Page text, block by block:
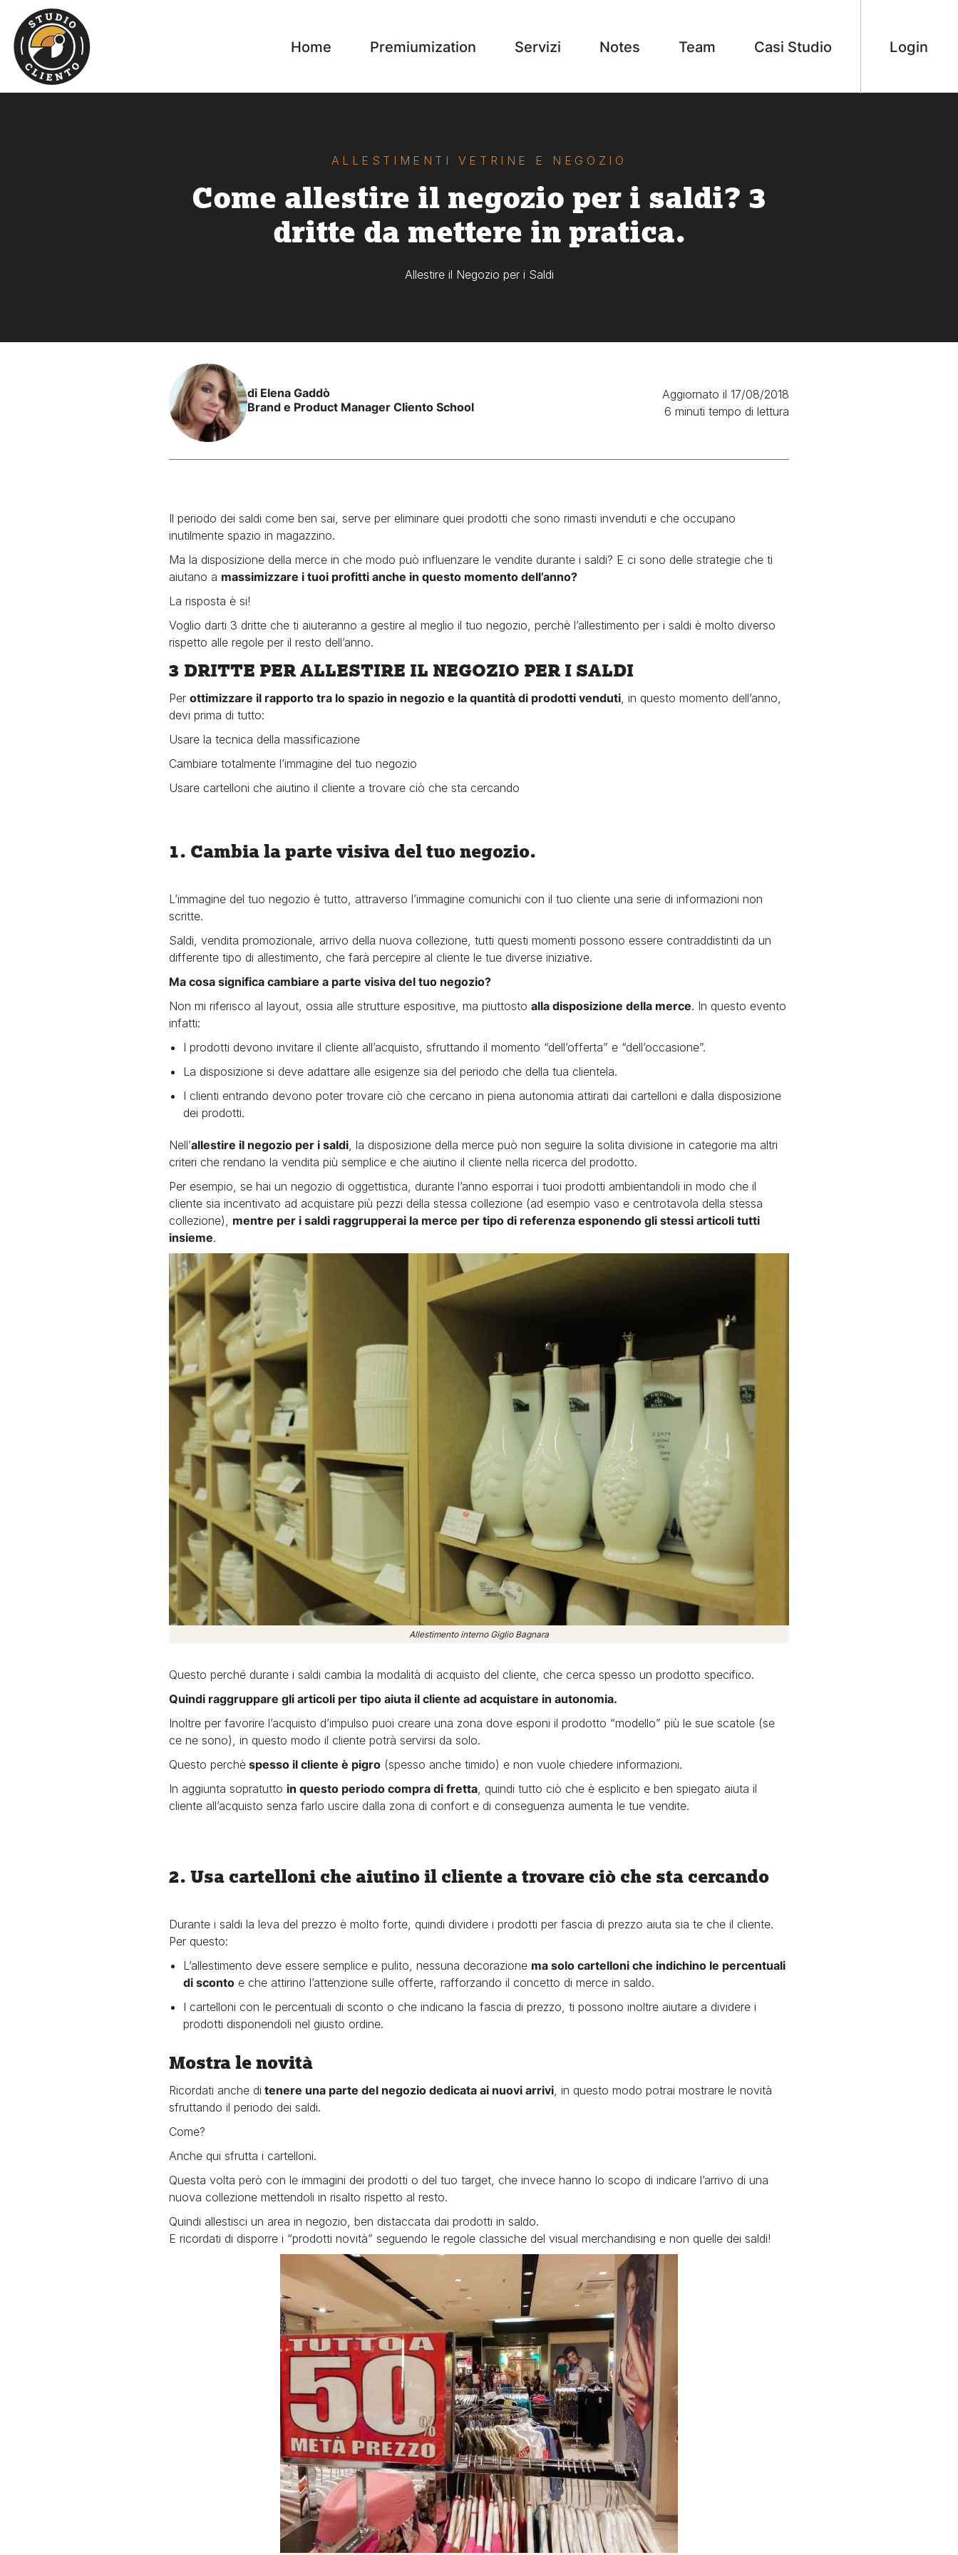
contenuti
Home Premiumization Servizi Notes Team Casi Studio Login
ALLESTIMENTI VETRINE E NEGOZIO
Come allestire il negozio per i saldi? 3
dritte da mettere in pratica.
Allestire il Negozio per i Saldi
di Elena Gaddò
Brand e Product Manager Cliento School
Aggiornato il 17/08/2018
6 minuti tempo di lettura
Il periodo dei saldi come ben sai, serve per eliminare quei prodotti che sono rimasti invenduti e che occupano
inutilmente spazio in magazzino.
Ma la disposizione della merce in che modo può influenzare le vendite durante i saldi? E ci sono delle strategie che ti
aiutano a massimizzare i tuoi profitti anche in questo momento dell’anno?
La risposta è si!
Voglio darti 3 dritte che ti aiuteranno a gestire al meglio il tuo negozio, perchè l’allestimento per i saldi è molto diverso
rispetto alle regole per il resto dell’anno.
3 DRITTE PER ALLESTIRE IL NEGOZIO PER I SALDI
Per ottimizzare il rapporto tra lo spazio in negozio e la quantità di prodotti venduti, in questo momento dell’anno,
devi prima di tutto:
Usare la tecnica della massificazione
Cambiare totalmente l’immagine del tuo negozio
Usare cartelloni che aiutino il cliente a trovare ciò che sta cercando
1. Cambia la parte visiva del tuo negozio.
L’immagine del tuo negozio è tutto, attraverso l’immagine comunichi con il tuo cliente una serie di informazioni non
scritte.
Saldi, vendita promozionale, arrivo della nuova collezione, tutti questi momenti possono essere contraddistinti da un
differente tipo di allestimento, che farà percepire al cliente le tue diverse iniziative.
Ma cosa significa cambiare a parte visiva del tuo negozio?
Non mi riferisco al layout, ossia alle strutture espositive, ma piuttosto alla disposizione della merce. In questo evento
infatti:
I prodotti devono invitare il cliente all’acquisto, sfruttando il momento “dell’offerta” e “dell’occasione”.
La disposizione si deve adattare alle esigenze sia del periodo che della tua clientela.
I clienti entrando devono poter trovare ciò che cercano in piena autonomia attirati dai cartelloni e dalla disposizione
dei prodotti.
Nell’allestire il negozio per i saldi , la disposizione della merce può non seguire la solita divisione in categorie ma altri
criteri che rendano la vendita più semplice e che aiutino il cliente nella ricerca del prodotto.
Per esempio, se hai un negozio di oggettistica, durante l’anno esporrai i tuoi prodotti ambientandoli in modo che il
cliente sia incentivato ad acquistare più pezzi della stessa collezione (ad esempio vaso e centrotavola della stessa
collezione), mentre per i saldi raggrupperai la merce per tipo di referenza esponendo gli stessi articoli tutti
insieme.
Allestimento interno Giglio Bagnara
Questo perché durante i saldi cambia la modalità di acquisto del cliente, che cerca spesso un prodotto specifico.
Quindi raggruppare gli articoli per tipo aiuta il cliente ad acquistare in autonomia.
Inoltre per favorire l’acquisto d’impulso puoi creare una zona dove esponi il prodotto “modello” più le sue scatole (se
ce ne sono), in questo modo il cliente potrà servirsi da solo.
Questo perchè spesso il cliente è pigro (spesso anche timido) e non vuole chiedere informazioni.
In aggiunta sopratutto in questo periodo compra di fretta, quindi tutto ciò che è esplicito e ben spiegato aiuta il
cliente all’acquisto senza farlo uscire dalla zona di confort e di conseguenza aumenta le tue vendite.
2. Usa cartelloni che aiutino il cliente a trovare ciò che sta cercando
Durante i saldi la leva del prezzo è molto forte, quindi dividere i prodotti per fascia di prezzo aiuta sia te che il cliente.
Per questo:
L’allestimento deve essere semplice e pulito, nessuna decorazione ma solo cartelloni che indichino le percentuali
di sconto e che attirino l’attenzione sulle offerte, rafforzando il concetto di merce in saldo.
I cartelloni con le percentuali di sconto o che indicano la fascia di prezzo, ti possono inoltre aiutare a dividere i
prodotti disponendoli nel giusto ordine.
Mostra le novità
Ricordati anche di tenere una parte del negozio dedicata ai nuovi arrivi, in questo modo potrai mostrare le novità
sfruttando il periodo dei saldi.
Come?
Anche qui sfrutta i cartelloni.
Questa volta però con le immagini dei prodotti o del tuo target, che invece hanno lo scopo di indicare l’arrivo di una
nuova collezione mettendoli in risalto rispetto al resto.
Quindi allestisci un area in negozio, ben distaccata dai prodotti in saldo.
E ricordati di disporre i “prodotti novità” seguendo le regole classiche del visual merchandising e non quelle dei saldi!